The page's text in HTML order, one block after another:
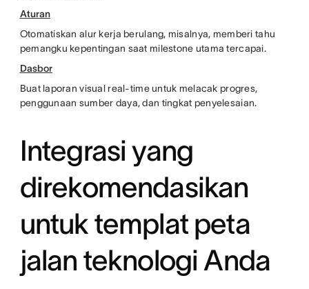
Aturan
Otomatiskan alur kerja berulang, misalnya, memberi tahu
pemangku kepentingan saat milestone utama tercapai.
Dasbor
Buat laporan visual real-time untuk melacak progres,
penggunaan sumber daya, dan tingkat penyelesaian.
Integrasi yang
direkomendasikan
untuk templat peta
jalan teknologi Anda